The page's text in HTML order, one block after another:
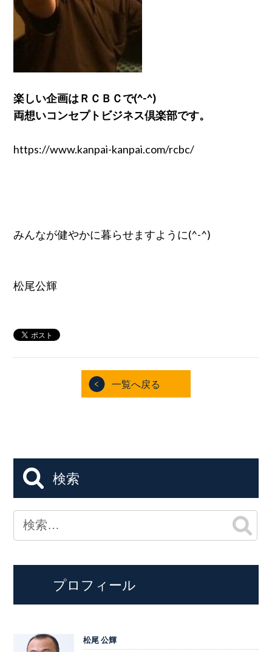
楽しい企画はＲＣＢＣで(^-^)
両想いコンセプトビジネス倶楽部です。
https://www.kanpai-kanpai.com/rcbc/
みんなが健やかに暮らせますように(^-^)
松尾公輝
一覧へ戻る
検索
プロフィール
松尾 公輝